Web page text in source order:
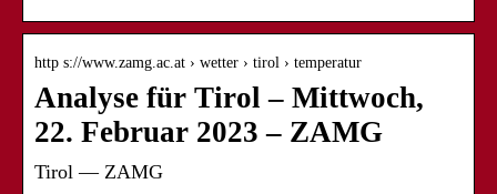
http s://www.zamg.ac.at › wetter › tirol › temperatur
Analyse für Tirol – Mittwoch,
22. Februar 2023 – ZAMG
Tirol — ZAMG